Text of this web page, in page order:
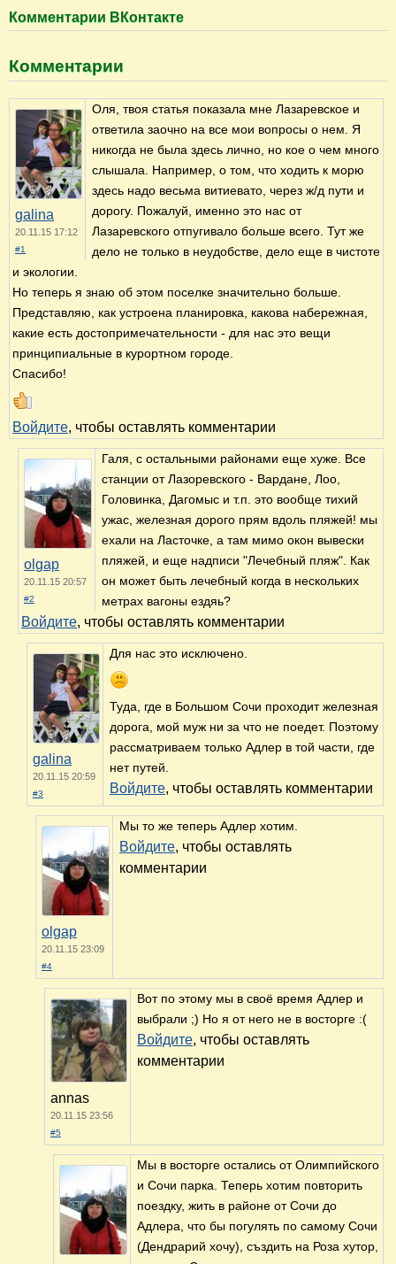
Комментарии ВКонтакте
Комментарии
galina
20.11.15 17:12
#1
Оля, твоя статья показала мне Лазаревское и
ответила заочно на все мои вопросы о нем. Я
никогда не была здесь лично, но кое о чем много
слышала. Например, о том, что ходить к морю
здесь надо весьма витиевато, через ж/д пути и
дорогу. Пожалуй, именно это нас от
Лазаревского отпугивало больше всего. Тут же
дело не только в неудобстве, дело еще в чистоте
и экологии.
Но теперь я знаю об этом поселке значительно больше.
Представляю, как устроена планировка, какова набережная,
какие есть достопримечательности - для нас это вещи
принципиальные в курортном городе.
Спасибо!
Войдите, чтобы оставлять комментарии
olgap
20.11.15 20:57
#2
Галя, с остальными районами еще хуже. Все
станции от Лазоревского - Вардане, Лоо,
Головинка, Дагомыс и т.п. это вообще тихий
ужас, железная дорого прям вдоль пляжей! мы
ехали на Ласточке, а там мимо окон вывески
пляжей, и еще надписи "Лечебный пляж". Как
он может быть лечебный когда в нескольких
метрах вагоны ездяь?
Войдите, чтобы оставлять комментарии
galina
20.11.15 20:59
#3
Для нас это исключено.
Туда, где в Большом Сочи проходит железная
дорога, мой муж ни за что не поедет. Поэтому
рассматриваем только Адлер в той части, где
нет путей.
Войдите, чтобы оставлять комментарии
olgap
20.11.15 23:09
#4
Мы то же теперь Адлер хотим.
Войдите, чтобы оставлять
комментарии
annas
20.11.15 23:56
#5
Вот по этому мы в своё время Адлер и
выбрали ;) Но я от него не в восторге :(
Войдите, чтобы оставлять
комментарии
Мы в восторге остались от Олимпийского
и Сочи парка. Теперь хотим повторить
поездку, жить в районе от Сочи до
Адлера, что бы погулять по самому Сочи
(Дендрарий хочу), създить на Роза хутор,